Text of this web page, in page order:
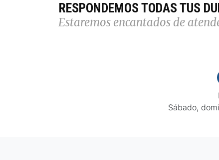
RESPONDEMOS TODAS TUS
Estaremos encantados de
Sábado,